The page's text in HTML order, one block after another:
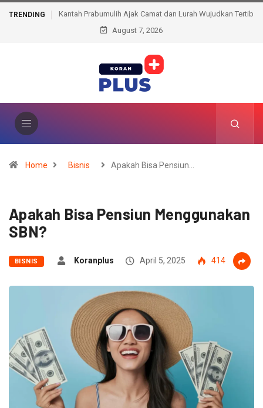
TRENDING
Kantah Prabumulih Ajak Camat dan Lurah Wujudkan Tertib
Administrasi Pertanahan
August 7, 2026
Home Bisnis Apakah Bisa Pensiun…
Apakah Bisa Pensiun Menggunakan
SBN?
BISNIS Koranplus April 5, 2025 414